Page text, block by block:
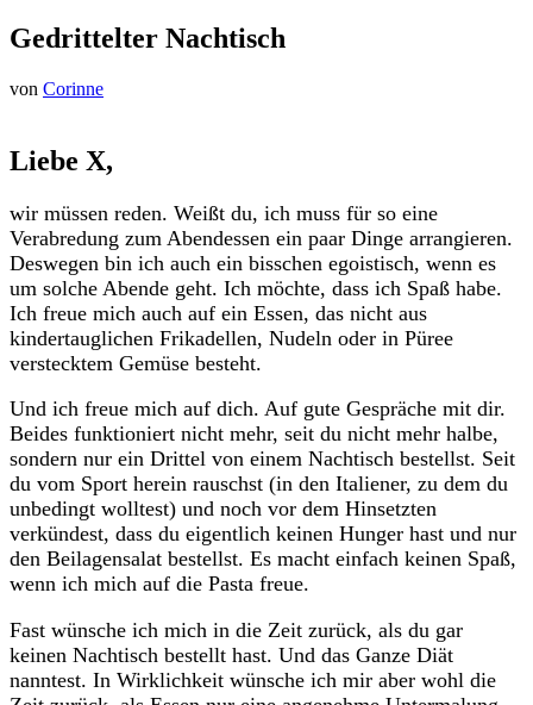
Gedrittelter Nachtisch
von Corinne
Liebe X,
wir müssen reden. Weißt du, ich muss für so eine
Verabredung zum Abendessen ein paar Dinge arrangieren.
Deswegen bin ich auch ein bisschen egoistisch, wenn es
um solche Abende geht. Ich möchte, dass ich Spaß habe.
Ich freue mich auch auf ein Essen, das nicht aus
kindertauglichen Frikadellen, Nudeln oder in Püree
verstecktem Gemüse besteht.
Und ich freue mich auf dich. Auf gute Gespräche mit dir.
Beides funktioniert nicht mehr, seit du nicht mehr halbe,
sondern nur ein Drittel von einem Nachtisch bestellst. Seit
du vom Sport herein rauschst (in den Italiener, zu dem du
unbedingt wolltest) und noch vor dem Hinsetzten
verkündest, dass du eigentlich keinen Hunger hast und nur
den Beilagensalat bestellst. Es macht einfach keinen Spaß,
wenn ich mich auf die Pasta freue.
Fast wünsche ich mich in die Zeit zurück, als du gar
keinen Nachtisch bestellt hast. Und das Ganze Diät
nanntest. In Wirklichkeit wünsche ich mir aber wohl die